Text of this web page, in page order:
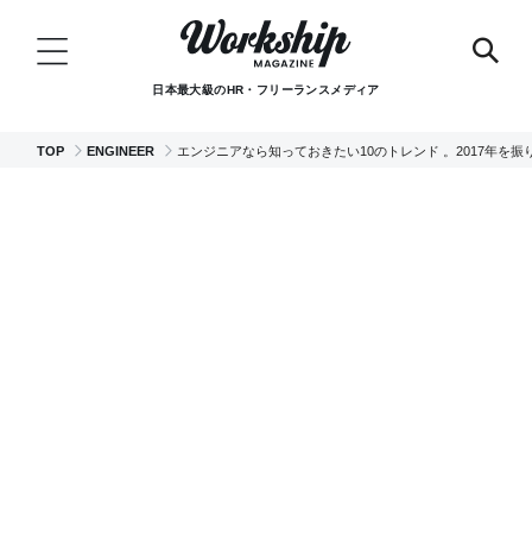
日本最大級のHR・フリーランスメディア
TOP ENGINEER エンジニアなら知っておきたい10のトレンド 。2017年を振